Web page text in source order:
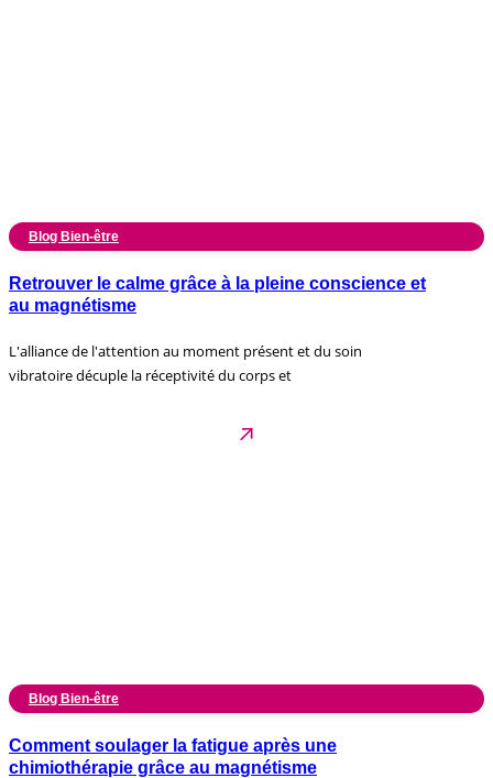
Blog Bien-être
Retrouver le calme grâce à la pleine conscience et
au magnétisme
L'alliance de l'attention au moment présent et du soin
vibratoire décuple la réceptivité du corps et
Blog Bien-être
Comment soulager la fatigue après une
chimiothérapie grâce au magnétisme